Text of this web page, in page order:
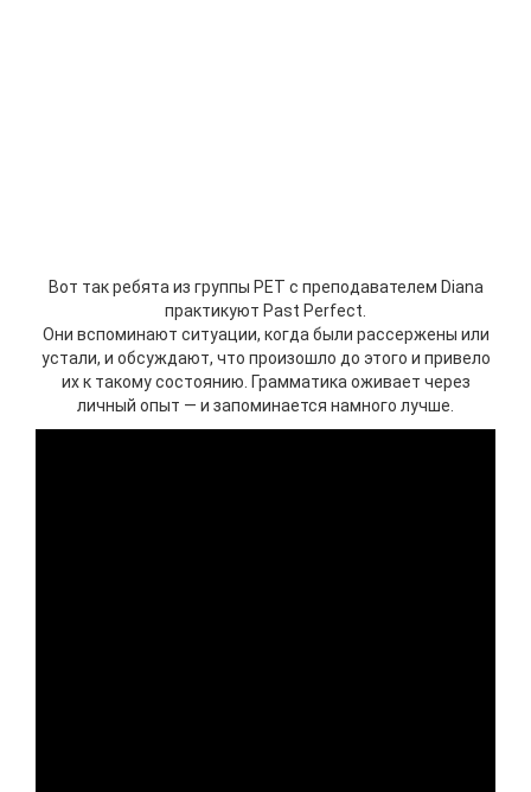
Вот так ребята из группы PET с преподавателем Diana
практикуют Past Perfect.
Они вспоминают ситуации, когда были рассержены или
устали, и обсуждают, что произошло до этого и привело
их к такому состоянию. Грамматика оживает через
личный опыт — и запоминается намного лучше.